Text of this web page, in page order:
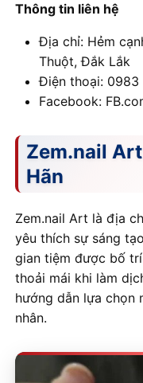
Thông tin liên hệ
Địa chỉ: Hẻm
Thuột, Đắk Lắk
Điện thoại: 0983
Facebook:
Zem.nail Art
Hãn
Zem.nail Art là địa
yêu thích sự sáng
gian tiệm được bố
thoải mái khi làm
hướng dẫn lựa chọn
nhân.